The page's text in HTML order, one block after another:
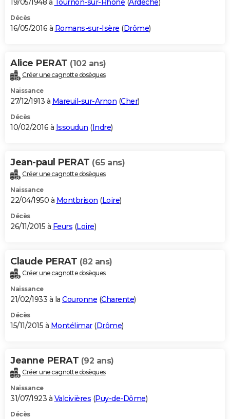
19/05/1948 à Tournon-sur-Rhône (Ardèche)
Décès
16/05/2016 à Romans-sur-Isère (Drôme)
Alice PERAT (102 ans)
Créer une cagnotte obsèques
Naissance
27/12/1913 à Mareuil-sur-Arnon (Cher)
Décès
10/02/2016 à Issoudun (Indre)
Jean-paul PERAT (65 ans)
Créer une cagnotte obsèques
Naissance
22/04/1950 à Montbrison (Loire)
Décès
26/11/2015 à Feurs (Loire)
Claude PERAT (82 ans)
Créer une cagnotte obsèques
Naissance
21/02/1933 à la Couronne (Charente)
Décès
15/11/2015 à Montélimar(Drôme)
Jeanne PERAT (92 ans)
Créer une cagnotte obsèques
Naissance
31/07/1923 à Valcivières (Puy-de-Dôme)
Décès